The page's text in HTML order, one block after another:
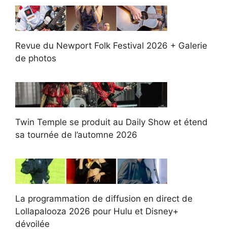
Revue du Newport Folk Festival 2026 + Galerie
de photos
Twin Temple se produit au Daily Show et étend
sa tournée de l’automne 2026
La programmation de diffusion en direct de
Lollapalooza 2026 pour Hulu et Disney+
dévoilée